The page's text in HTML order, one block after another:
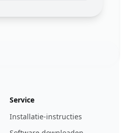
Service
Installatie-instructies